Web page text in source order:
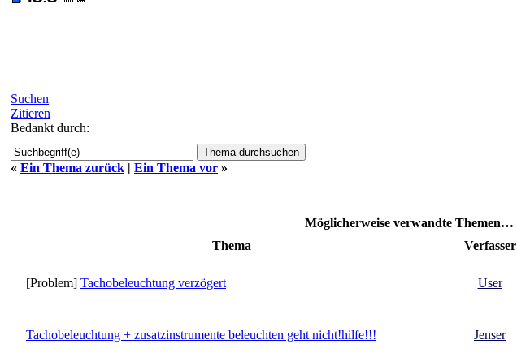
Suchen
Zitieren
Bedankt durch:
« Ein Thema zurück | Ein Thema vor »
Möglicherweise verwandte Themen…
Thema
Verfasser
[Problem] Tachobeleuchtung verzögert User
Tachobeleuchtung + zusatzinstrumente beleuchten geht nicht!hilfe!!! Jenser